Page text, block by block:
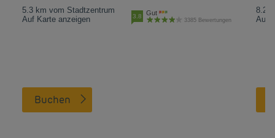
5.3 km vom Stadtzentrum
Auf Karte anzeigen
3.8 Gut
3385 Bewertungen
Buchen
8.2
Auf